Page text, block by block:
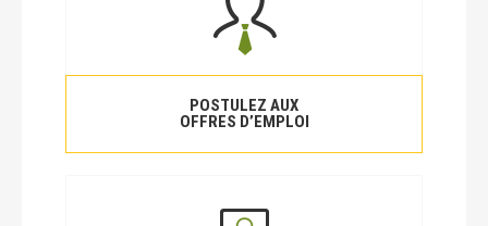
POSTULEZ AUX
OFFRES D’EMPLOI